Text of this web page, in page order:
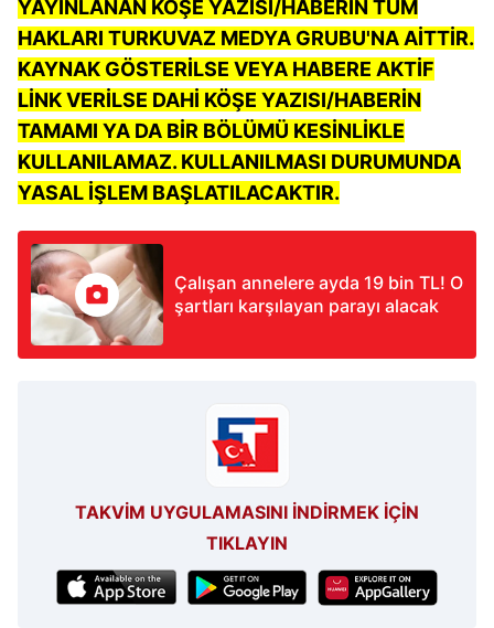
YAYINLANAN KÖŞE YAZISI/HABERİN TÜM
HAKLARI TURKUVAZ MEDYA GRUBU'NA AİTTİR.
KAYNAK GÖSTERİLSE VEYA HABERE AKTİF
LİNK VERİLSE DAHİ KÖŞE YAZISI/HABERİN
TAMAMI YA DA BİR BÖLÜMÜ KESİNLİKLE
KULLANILAMAZ. KULLANILMASI DURUMUNDA
YASAL İŞLEM BAŞLATILACAKTIR.
Çalışan annelere ayda 19 bin TL! O
şartları karşılayan parayı alacak
TAKVİM UYGULAMASINI İNDİRMEK İÇİN
TIKLAYIN